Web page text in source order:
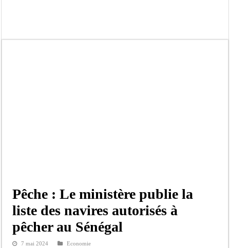
Pêche : Le ministère publie la
liste des navires autorisés à
pêcher au Sénégal
7 mai 2024 Economie